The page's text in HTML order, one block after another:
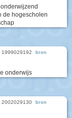
de hogescholen
1999029192 bron
onderwijs
2002029130 bron